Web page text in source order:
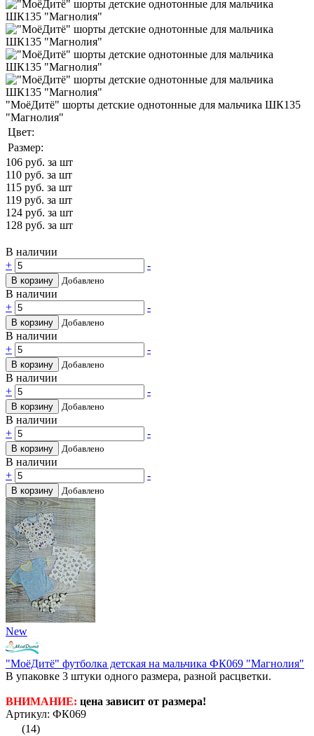
"МоёДитё" шорты детские однотонные для мальчика ШК135
"Магнолия"
Цвет:
Размер:
106 руб. за шт
110 руб. за шт
115 руб. за шт
119 руб. за шт
124 руб. за шт
128 руб. за шт
В наличии
+
-
В корзину Добавлено
В наличии
+
-
В корзину Добавлено
В наличии
+
-
В корзину Добавлено
В наличии
+
-
В корзину Добавлено
В наличии
+
-
В корзину Добавлено
В наличии
+
-
В корзину Добавлено
New
"МоёДитё" футболка детская на мальчика ФК069 "Магнолия"
В упаковке 3 штуки одного размера, разной расцветки.
ВНИМАНИЕ: цена зависит от размера!
Артикул: ФК069
(14)